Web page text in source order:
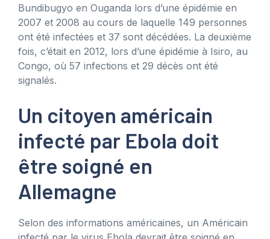
Bundibugyo en Ouganda lors d’une épidémie en
2007 et 2008 au cours de laquelle 149 personnes
ont été infectées et 37 sont décédées. La deuxième
fois, c’était en 2012, lors d’une épidémie à Isiro, au
Congo, où 57 infections et 29 décès ont été
signalés.
Un citoyen américain
infecté par Ebola doit
être soigné en
Allemagne
Selon des informations américaines, un Américain